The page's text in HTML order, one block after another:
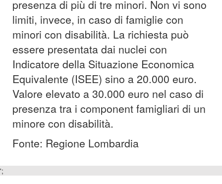
presenza di più di tre minori. Non vi sono
limiti, invece, in caso di famiglie con
minori con disabilità. La richiesta può
essere presentata dai nuclei con
Indicatore della Situazione Economica
Equivalente (ISEE) sino a 20.000 euro.
Valore elevato a 30.000 euro nel caso di
presenza tra i component famigliari di un
minore con disabilità.
Fonte: Regione Lombardia
';